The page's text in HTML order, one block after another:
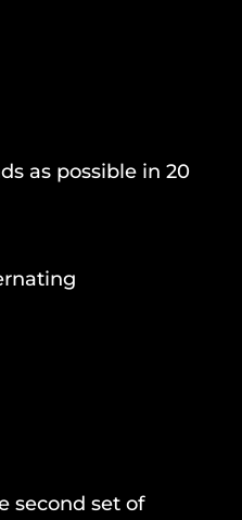
as possible in 20
second set of